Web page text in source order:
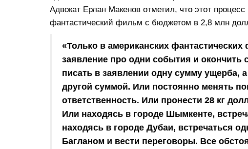
Адвокат Ерлан Макенов отметил, что этот
фантастический фильм с бюджетом в 2,8 млн
«Только в американских
заявление про одни события и окончить
писать в заявлении одну сумму ущерба,
другой суммой. Или постоянно менять
ответственность. Или пронести 28 кг
Или находясь в городе Шымкенте,
находясь в городе Дубаи, встречаться
Багланом и вести переговоры. Все